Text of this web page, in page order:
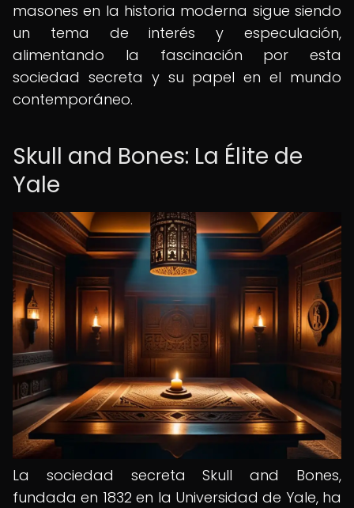
masones en la historia moderna sigue siendo
un tema de interés y especulación,
alimentando la fascinación por esta
sociedad secreta y su papel en el mundo
contemporáneo.
Skull and Bones: La Élite de
Yale
La sociedad secreta Skull and Bones,
fundada en 1832 en la Universidad de Yale, ha